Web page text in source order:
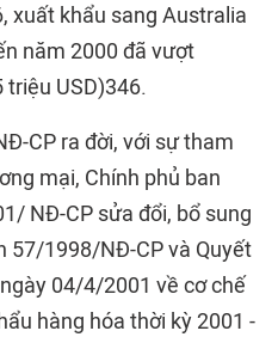
xuất khẩu sang Australia
năm 2000 đã vượt
triệu USD)346.
CP ra đời, với sự tham
mại, Chính phủ ban
NĐ-CP sửa đổi, bổ sung
57/1998/NĐ-CP và Quyết
04/4/2001 về cơ chế
hàng hóa thời kỳ 2001 -